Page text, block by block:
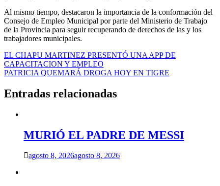
Al mismo tiempo, destacaron la importancia de la conformación del
Consejo de Empleo Municipal por parte del Ministerio de Trabajo
de la Provincia para seguir recuperando de derechos de las y los
trabajadores municipales.
Navegación
de
EL CHAPU MARTINEZ PRESENTÓ UNA APP DE
CAPACITACION Y EMPLEO
PATRICIA QUEMARÁ DROGA HOY EN TIGRE
Entradas relacionadas
MURIÓ EL PADRE DE MESSI
agosto 8, 2026agosto 8, 2026